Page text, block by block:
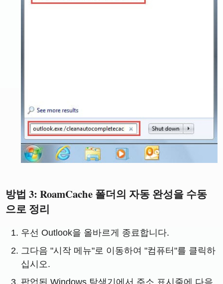
방법 3: RoamCache 폴더의 자동 완성을 수동
으로 정리
우선 Outlook을 올바르게 종료합니다.
그다음 "시작 메뉴"로 이동하여 "컴퓨터"를 클릭하
십시오.
팝업된 Windows 탐색기에서 주소 표시줄에 다음